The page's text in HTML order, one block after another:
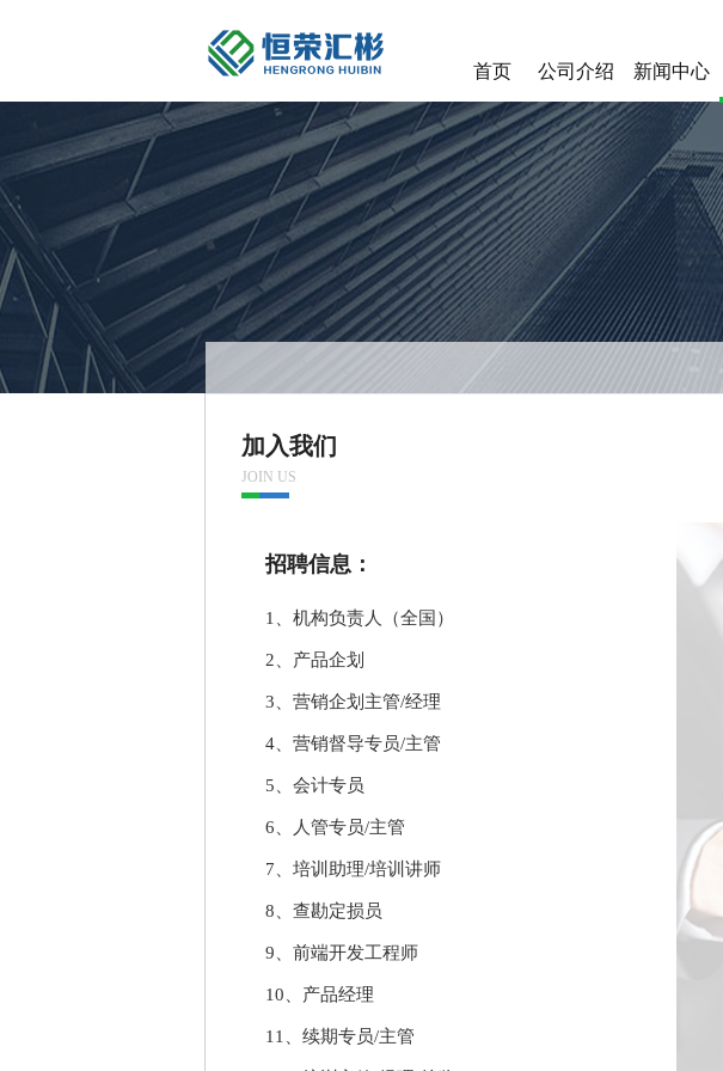
首页 公司介绍 新闻中心
加入我们
JOIN US
招聘信息：
1、机构负责人（全国）
2、产品企划
3、营销企划主管/经理
4、营销督导专员/主管
5、会计专员
6、人管专员/主管
7、培训助理/培训讲师
8、查勘定损员
9、前端开发工程师
10、产品经理
11、续期专员/主管